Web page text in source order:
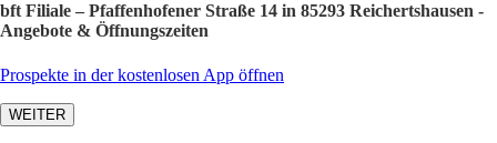
bft Filiale – Pfaffenhofener Straße 14 in 85293 Reichertshausen -
Angebote & Öffnungszeiten
Prospekte in der kostenlosen App öffnen
WEITER